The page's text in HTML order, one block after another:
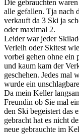
Die gebrauchten
alle gefallen. Tja nach
verkauft da 3 Ski ja
oder maximal 2.
Leider war jeder
Verleih oder Skitest
vorbei gehen ohne ein
und kaum kam der
geschehen. Jedes mal
wurde ein
Da mein Keller
Freundin ob Sie mal
den Ski begeistert das
gebracht hat es nicht
neue gebrauchte im